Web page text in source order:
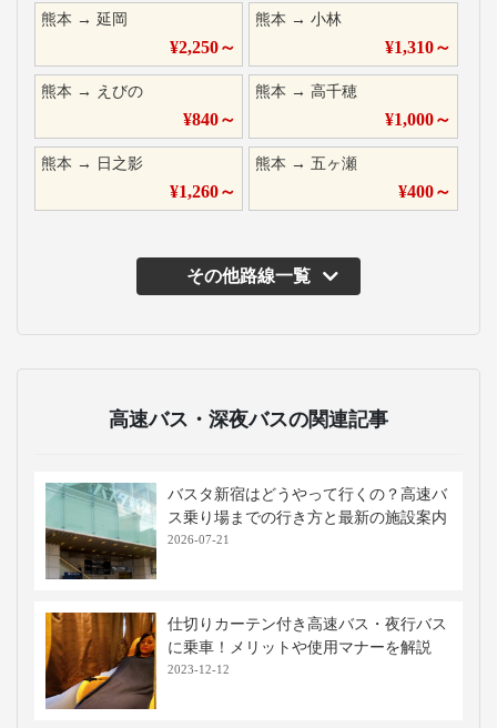
熊本 → 延岡
¥2,250～
熊本 →小林
¥1,310～
熊本 → えびの
¥840～
熊本 →高千穂
¥1,000～
熊本 → 日之影
¥1,260～
熊本 →五ヶ瀬
¥400～
その他路線一覧
高速バス・深夜バスの関連記事
バスタ新宿はどうやって行くの？高速バ
ス乗り場までの行き方と最新の施設案内
2026-07-21
仕切りカーテン付き高速バス・夜行バス
に乗車！メリットや使用マナーを解説
2023-12-12